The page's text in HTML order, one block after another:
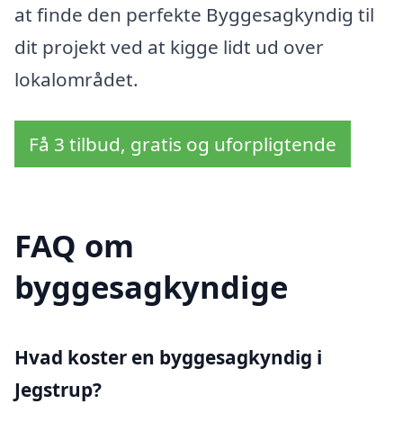
at finde den perfekte Byggesagkyndig til
dit projekt ved at kigge lidt ud over
lokalområdet.
Få 3 tilbud, gratis og uforpligtende
FAQ om
byggesagkyndige
Hvad koster en byggesagkyndig i
Jegstrup?